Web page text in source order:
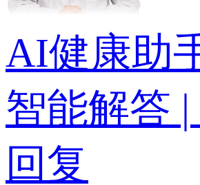
AI健康助
智能解答
回复